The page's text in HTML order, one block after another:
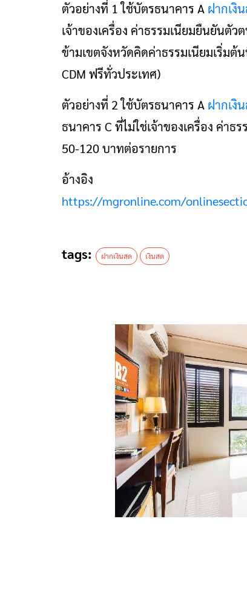
ตัวอย่างที่ 1 ใช้บัตรธนาคาร A ฝากเงิ
เจ้าของเครื่อง ค่าธรรมเนียมยืนยันตั
ข้ามเขตจังหวัดคิดค่าธรรมเนียมเริ่มต้
CDM ฟรีทั่วประเทศ)
ตัวอย่างที่ 2 ใช้บัตรธนาคาร A ฝากเงิ
ธนาคาร C ที่ไม่ใช่เจ้าของเครื่อง ค่า
50-120 บาทต่อรายการ
อ้างอิง
https://mgronline.com/
tags: ฝากเงินสด เงินสด